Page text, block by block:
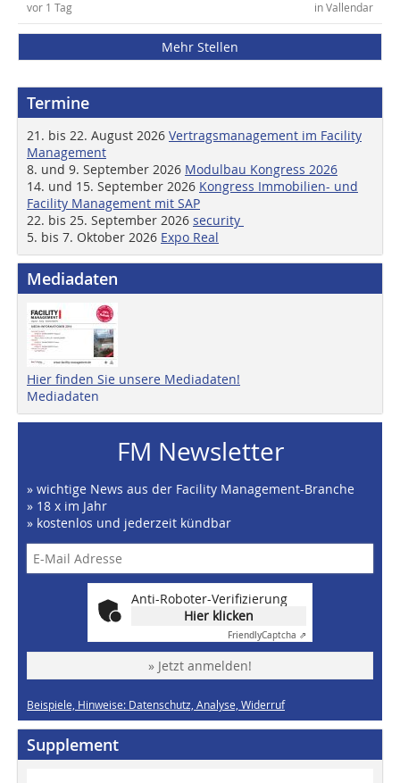
in Vallendar
vor 1 Tag
Mehr Stellen
Termine
21. bis 22. August 2026 Vertragsmanagement im Facility
Management
8. und 9. September 2026 Modulbau Kongress 2026
14. und 15. September 2026 Kongress Immobilien- und
Facility Management mit SAP
22. bis 25. September 2026 security
5. bis 7. Oktober 2026 Expo Real
Mediadaten
Hier finden Sie unsere Mediadaten!
Mediadaten
FM Newsletter
» wichtige News aus der Facility Management-Branche
» 18 x im Jahr
» kostenlos und jederzeit kündbar
Anti-Roboter-Verifizierung
Hier klicken
FriendlyCaptcha ⇗
» Jetzt anmelden!
Beispiele, Hinweise: Datenschutz, Analyse, Widerruf
Supplement